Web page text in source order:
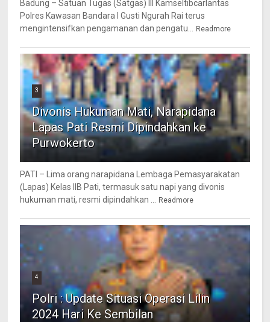
Badung – Satuan Tugas (Satgas) III Kamseltibcarlantas
Polres Kawasan Bandara I Gusti Ngurah Rai terus
mengintensifkan pengamanan dan pengatu...
Readmore
3
Divonis Hukuman Mati, Narapidana
Lapas Pati Resmi Dipindahkan ke
Purwokerto
PATI – Lima orang narapidana Lembaga Pemasyarakatan
(Lapas) Kelas IIB Pati, termasuk satu napi yang divonis
hukuman mati, resmi dipindahkan ...
Readmore
4
Polri : Update Situasi Operasi Lilin
2024 Hari Ke Sembilan